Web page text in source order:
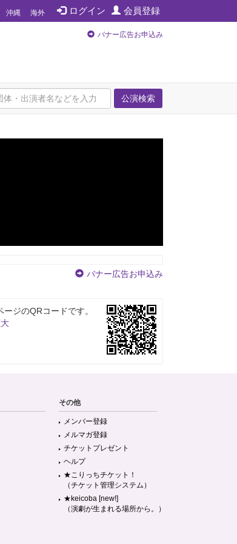
ログイン 会員登録
沖縄 海外
バナー広告お申込み
公演検索
バナー広告お申込み
ージのQRコードです。
その他
メンバー登録
メルマガ登録
チケットプレゼント
ヘルプ
★こりっちチケット！
（チケット管理システム）
★keicoba [new!]
（演劇が生まれる場所から。）